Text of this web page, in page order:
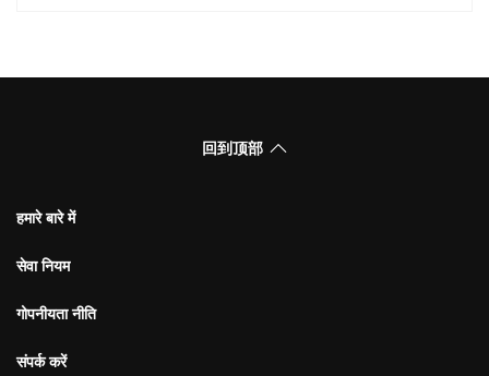
回到顶部
हमारे बारे में
सेवा नियम
गोपनीयता नीति
संपर्क करें